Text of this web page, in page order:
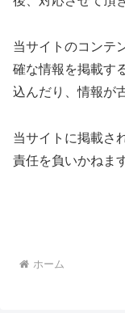
当サイトのコンテ
確な情報を掲載す
込んだり、情報が
当サイトに掲載さ
責任を負いかねま
ホーム